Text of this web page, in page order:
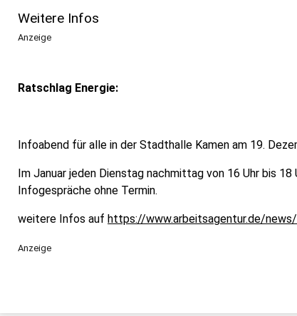
Weitere Infos
Anzeige
Ratschlag Energie:
Infoabend für alle in der Stadthalle Kamen am 19.
Im Januar jeden Dienstag nachmittag von 16 Uhr bis
Infogespräche ohne Termin.
weitere Infos auf https://www.arbeitsagentur.de/
Anzeige